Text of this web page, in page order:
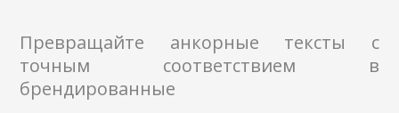
Превращайте анкорные тексты с
точным соответствием в
брендированные